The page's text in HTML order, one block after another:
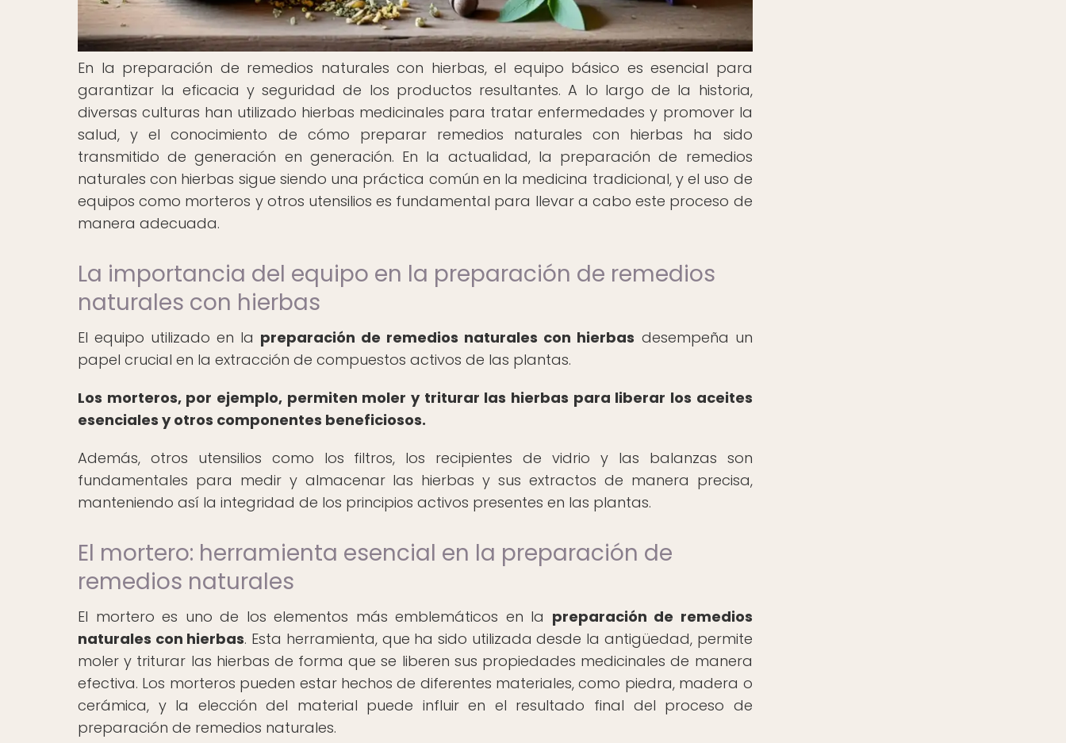
En la preparación de remedios naturales con hierbas, el equipo básico es esencial para
garantizar la eficacia y seguridad de los productos resultantes. A lo largo de la historia,
diversas culturas han utilizado hierbas medicinales para tratar enfermedades y promover la
salud, y el conocimiento de cómo preparar remedios naturales con hierbas ha sido
transmitido de generación en generación. En la actualidad, la preparación de remedios
naturales con hierbas sigue siendo una práctica común en la medicina tradicional, y el uso de
equipos como morteros y otros utensilios es fundamental para llevar a cabo este proceso de
manera adecuada.
La importancia del equipo en la preparación de remedios
naturales con hierbas
El equipo utilizado en la preparación de remedios naturales con hierbas desempeña un
papel crucial en la extracción de compuestos activos de las plantas.
Los morteros, por ejemplo, permiten moler y triturar las hierbas para liberar los aceites
esenciales y otros componentes beneficiosos.
Además, otros utensilios como los filtros, los recipientes de vidrio y las balanzas son
fundamentales para medir y almacenar las hierbas y sus extractos de manera precisa,
manteniendo así la integridad de los principios activos presentes en las plantas.
El mortero: herramienta esencial en la preparación de
remedios naturales
El mortero es uno de los elementos más emblemáticos en la preparación de remedios
naturales con hierbas. Esta herramienta, que ha sido utilizada desde la antigüedad, permite
moler y triturar las hierbas de forma que se liberen sus propiedades medicinales de manera
efectiva. Los morteros pueden estar hechos de diferentes materiales, como piedra, madera o
cerámica, y la elección del material puede influir en el resultado final del proceso de
preparación de remedios naturales.